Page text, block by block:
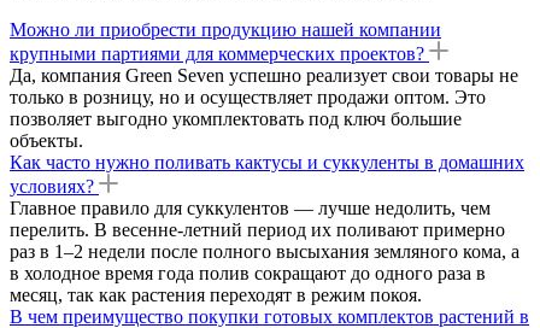
Можно ли приобрести продукцию нашей компании
крупными партиями для коммерческих проектов?
Да, компания Green Seven успешно реализует свои товары не
только в розницу, но и осуществляет продажи оптом. Это
позволяет выгодно укомплектовать под ключ большие
объекты.
Как часто нужно поливать кактусы и суккуленты в домашних
условиях?
Главное правило для суккулентов — лучше недолить, чем
перелить. В весенне-летний период их поливают примерно
раз в 1–2 недели после полного высыхания земляного кома, а
в холодное время года полив сокращают до одного раза в
месяц, так как растения переходят в режим покоя.
В чем преимущество покупки готовых комплектов растений в